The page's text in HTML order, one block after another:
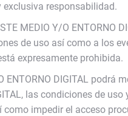
responsabilidad.
MEDIO Y/O
de uso así como a los
expresamente prohibida.
ENTORNO DIGITAL
las condiciones de
impedir el acceso